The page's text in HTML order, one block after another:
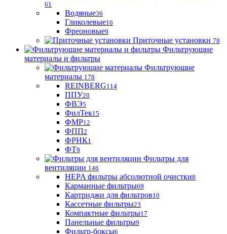
61
Водяные36
Гликолевые16
Фреоновые9
Приточные установки 78
Фильтрующие
материалы и фильтры
Фильтрующие
материaлы 178
REINBERG114
ППУ20
ФВЭ5
ФилТек15
ФМР12
ФПП2
ФРНК1
ФТ9
Фильтры для
вентиляции 146
HEPA фильтры абсолютной очистки8
Карманные фильтры69
Картриджи для фильтров10
Кассетные фильтры23
Компактные фильтры17
Панельные фильтры9
Фильтр-боксы6